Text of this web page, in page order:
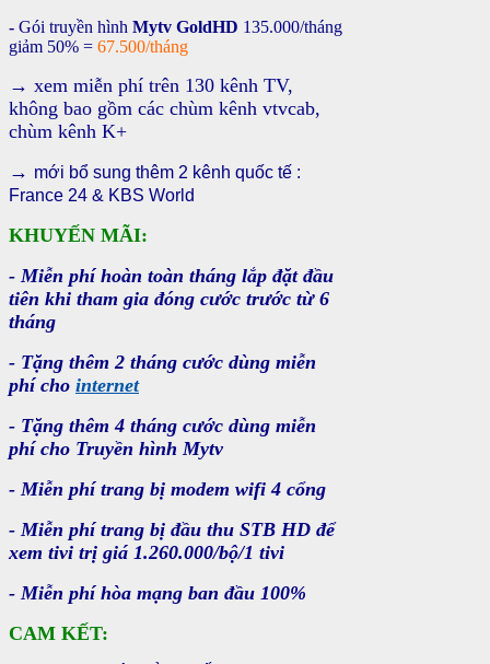
- Gói truyền hình Mytv GoldHD 135.000/tháng
giảm 50% = 67.500/tháng
→ xem miễn phí trên 130 kênh TV,
không bao gồm các chùm kênh vtvcab,
chùm kênh K+
→ mới bổ sung thêm 2 kênh quốc tế :
France 24 & KBS World
KHUYẾN MÃI:
- Miễn phí hoàn toàn tháng lắp đặt đầu
tiên khi tham gia đóng cước trước từ 6
tháng
- Tặng thêm 2 tháng cước dùng miễn
phí cho internet
- Tặng thêm 4 tháng cước dùng miễn
phí cho Truyền hình Mytv
- Miễn phí trang bị modem wifi 4 cổng
- Miễn phí trang bị đầu thu STB HD để
xem tivi trị giá 1.260.000/bộ/1 tivi
- Miễn phí hòa mạng ban đầu 100%
CAM KẾT: